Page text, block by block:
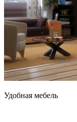
Удобная мебель